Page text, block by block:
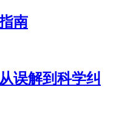
南
误解到科学纠